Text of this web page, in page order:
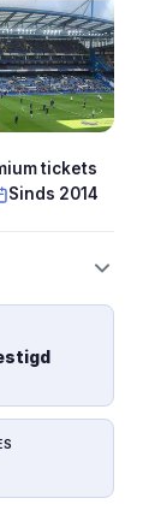
tickets
Sinds 2014